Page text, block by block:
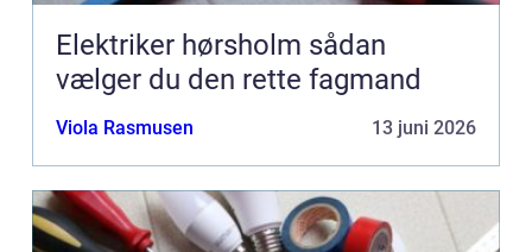
Elektriker hørsholm sådan
vælger du den rette fagmand
Viola Rasmusen 13 juni 2026